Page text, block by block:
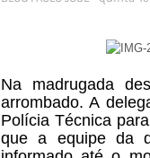
Na madrugada
arrombado. A
Polícia Técnica
que a equipe da